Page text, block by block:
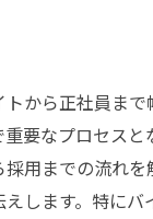
から正社員ま
要なプロセスと
用までの流れ
します。特に